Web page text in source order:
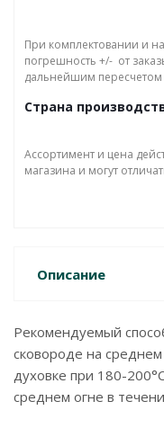
При комплектовании и
погрешность +/- от
дальнейшим пересчетом
Страна
Ассортимент и цена
магазина и могут
Описание
Рекомендуемый
сковороде на
духовке при 180-
среднем огне в